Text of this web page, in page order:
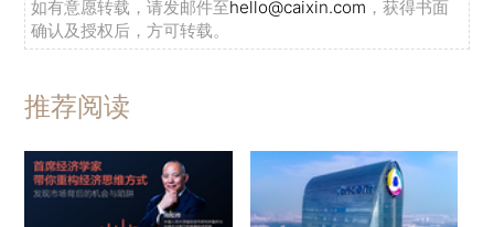
如有意愿转载，请发邮件至hello@caixin.com ，获得书面
确认及授权后，方可转载。
推荐阅读